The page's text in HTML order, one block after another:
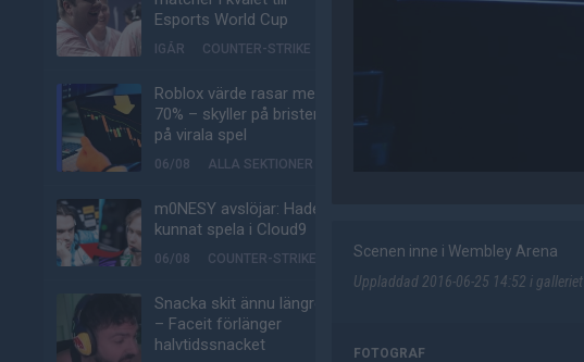
Esports World Cup
IGÅR COUNTER-STRIKE
Roblox värde rasar med
70% – skyller på bristen
på virala spel
06/08 ALLA SEKTIONER
m0NESY avslöjar: Hade
kunnat spela i Cloud9
06/08 COUNTER-STRIKE
Snacka skit ännu längre
– Faceit förlänger
halvtidssnacket
Scenen inne i Wembley Arena
Uppladdad 2016-06-25 14:52 i galleriet
FOTOGRAF